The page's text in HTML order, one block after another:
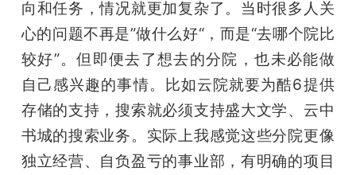
向和任务，情况就更加复杂了。当时很多人关
心的问题不再是”做什么好“，而是“去哪个院比
较好”。但即便去了想去的分院，也未必能做
自己感兴趣的事情。比如云院就要为酷6提供
存储的支持，搜索就必须支持盛大文学、云中
书城的搜索业务。实际上我感觉这些分院更像
独立经营、自负盈亏的事业部，有明确的项目